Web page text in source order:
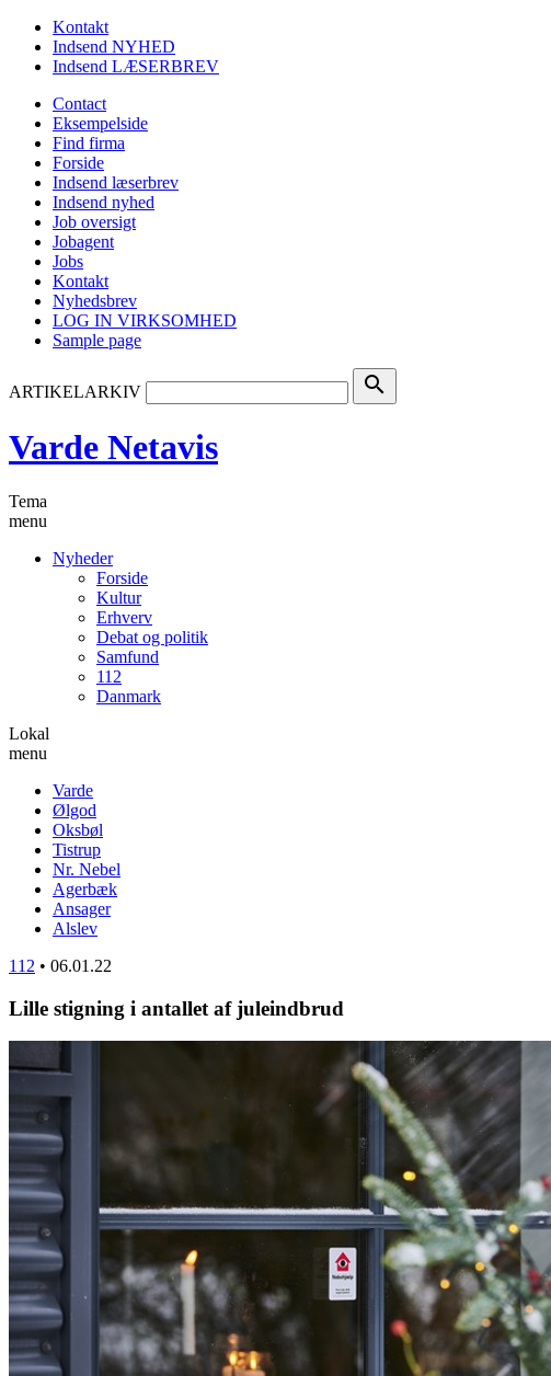
Kontakt
Indsend NYHED
Indsend LÆSERBREV
Contact
Eksempelside
Find firma
Forside
Indsend læserbrev
Indsend nyhed
Job oversigt
Jobagent
Jobs
Kontakt
Nyhedsbrev
LOG IN VIRKSOMHED
Sample page
ARTIKELARKIV search
Varde Netavis
Tema
menu
Nyheder
Forside
Kultur
Erhverv
Debat og politik
Samfund
112
Danmark
Lokal
menu
Varde
Ølgod
Oksbøl
Tistrup
Nr. Nebel
Agerbæk
Ansager
Alslev
112 • 06.01.22
Lille stigning i antallet af juleindbrud